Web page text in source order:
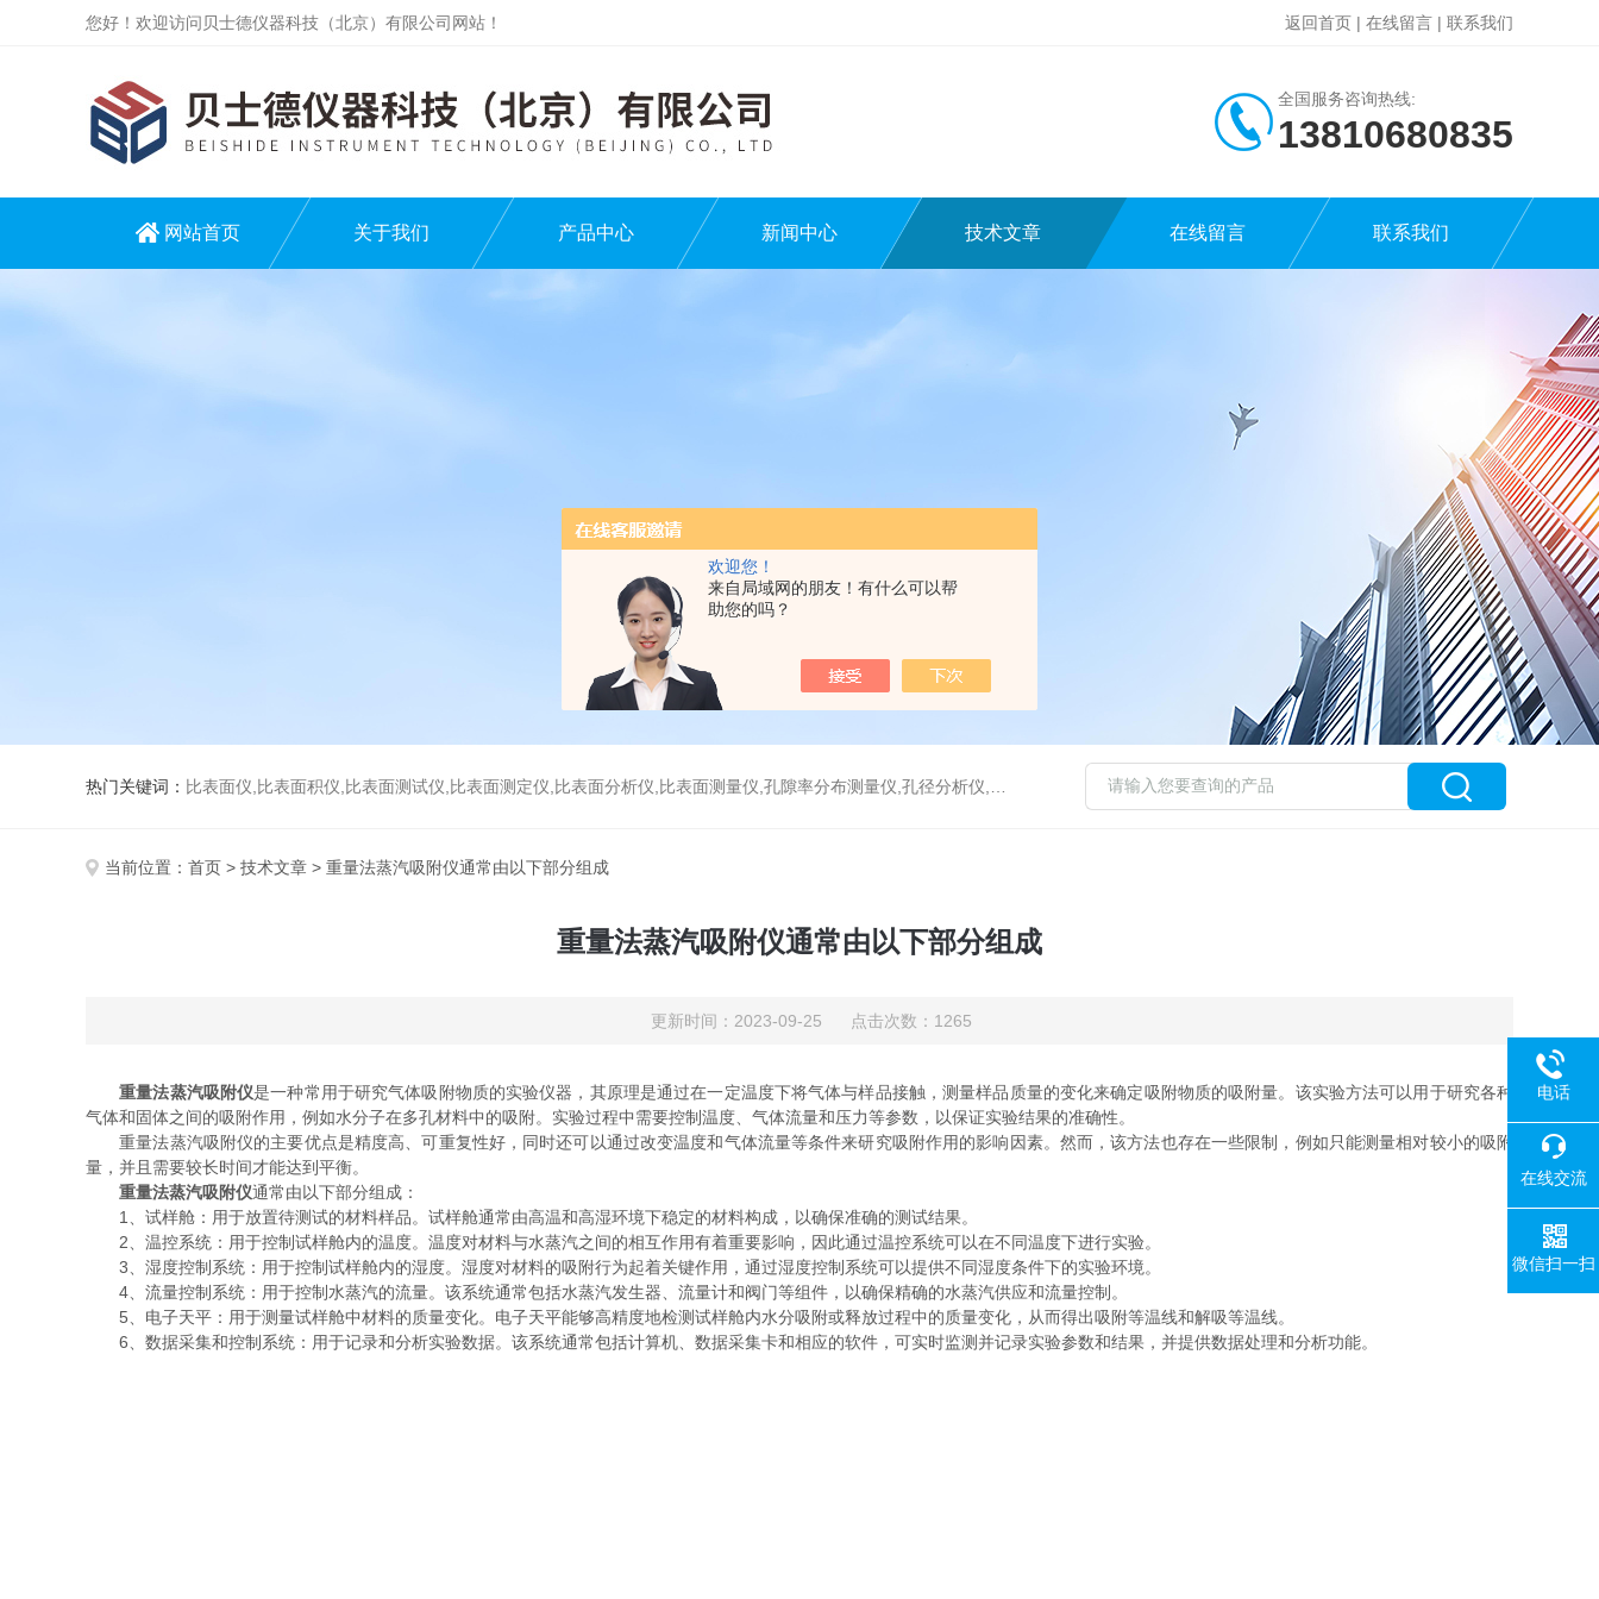
欢迎您！
来自局域网的朋友！有什么可以帮
助您的吗？
您好！欢迎访问贝士德仪器科技（北京）有限公司网站！ 返回首页 | 在线留言 | 联系我们
全国服务咨询热线:
13810680835
网站首页 关于我们 产品中心 新闻中心 技术文章 在线留言 联系我们
热门关键词： 比表面仪,比表面积仪,比表面测试仪,比表面测定仪,比表面分析仪,比表面测量仪,孔隙率分布测量仪,孔径分析仪,孔径测试仪,孔结构分析仪
当前位置： 首页 > 技术文章 > 重量法蒸汽吸附仪通常由以下部分组成
重量法蒸汽吸附仪通常由以下部分组成
更新时间：2023-09-25 点击次数：1265
重量法蒸汽吸附仪是一种常用于研究气体吸附物质的实验仪器，其原理是通过在一定温度下将气体与样品接触，测量样品质量的变化来确定吸附物质的吸附量。该实验方法可以用于研究各种
气体和固体之间的吸附作用，例如水分子在多孔材料中的吸附。实验过程中需要控制温度、气体流量和压力等参数，以保证实验结果的准确性。
重量法蒸汽吸附仪的主要优点是精度高、可重复性好，同时还可以通过改变温度和气体流量等条件来研究吸附作用的影响因素。然而，该方法也存在一些限制，例如只能测量相对较小的吸附
量，并且需要较长时间才能达到平衡。
重量法蒸汽吸附仪通常由以下部分组成：
1、试样舱：用于放置待测试的材料样品。试样舱通常由高温和高湿环境下稳定的材料构成，以确保准确的测试结果。
2、温控系统：用于控制试样舱内的温度。温度对材料与水蒸汽之间的相互作用有着重要影响，因此通过温控系统可以在不同温度下进行实验。
3、湿度控制系统：用于控制试样舱内的湿度。湿度对材料的吸附行为起着关键作用，通过湿度控制系统可以提供不同湿度条件下的实验环境。
4、流量控制系统：用于控制水蒸汽的流量。该系统通常包括水蒸汽发生器、流量计和阀门等组件，以确保精确的水蒸汽供应和流量控制。
5、电子天平：用于测量试样舱中材料的质量变化。电子天平能够高精度地检测试样舱内水分吸附或释放过程中的质量变化，从而得出吸附等温线和解吸等温线。
6、数据采集和控制系统：用于记录和分析实验数据。该系统通常包括计算机、数据采集卡和相应的软件，可实时监测并记录实验参数和结果，并提供数据处理和分析功能。
电话
在线交流
微信扫一扫